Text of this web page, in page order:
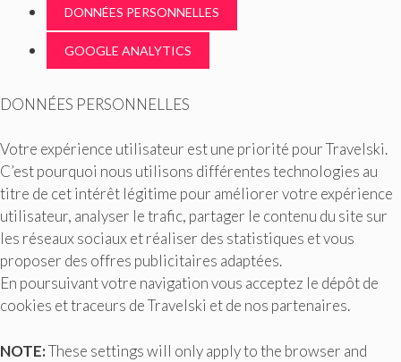
DONNÉES PERSONNELLES
GOOGLE ANALYTICS
DONNÉES PERSONNELLES
Votre expérience utilisateur est une priorité pour Travelski.
C’est pourquoi nous utilisons différentes technologies au
titre de cet intérêt légitime pour améliorer votre expérience
utilisateur, analyser le trafic, partager le contenu du site sur
les réseaux sociaux et réaliser des statistiques et vous
proposer des offres publicitaires adaptées.
En poursuivant votre navigation vous acceptez le dépôt de
cookies et traceurs de Travelski et de nos partenaires.
NOTE:These settings will only apply to the browser and